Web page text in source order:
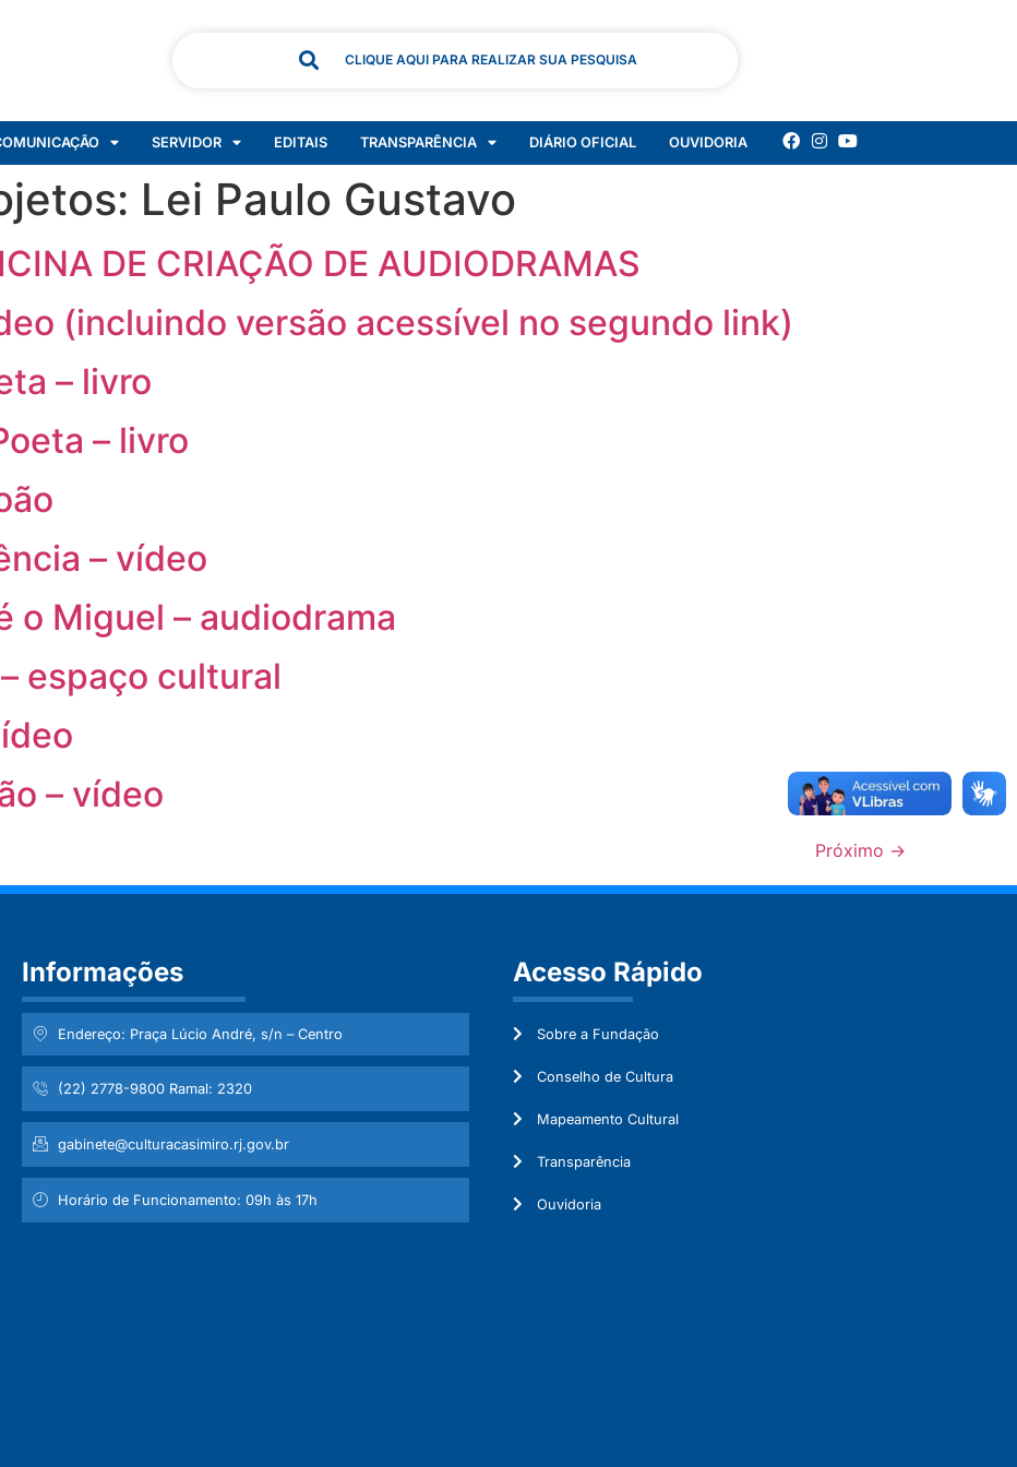
CLIQUE AQUI PARA REALIZAR SUA PESQUISA
SERVIDOR EDITAIS TRANSPARÊNCIA DIÁRIO OFICIAL OUVIDORIA
Lei Paulo Gustavo
DE CRIAÇÃO DE AUDIODRAMAS
(incluindo versão acessível no segundo link)
– livro
– livro
– vídeo
o Miguel – audiodrama
espaço cultural
– vídeo
Próximo →
Informações
Endereço: Praça Lúcio André, s/n – Centro
(22) 2778-9800 Ramal: 2320
gabinete@culturacasimiro.rj.gov.br
Horário de Funcionamento: 09h às 17h
Acesso Rápido
Sobre a Fundação
Conselho de Cultura
Mapeamento Cultural
Transparência
Ouvidoria